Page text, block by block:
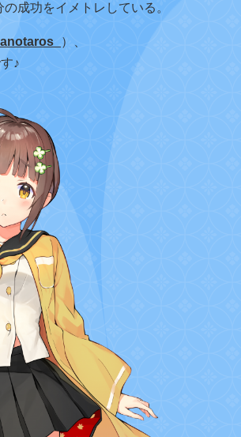
成功をイメトレしている。
）、
♪